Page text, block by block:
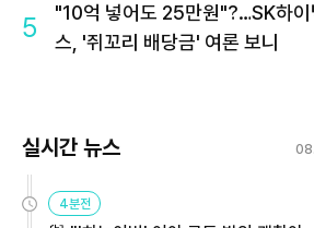
5
"10억 넣어도 25만원"?…SK하이
스, '쥐꼬리 배당금' 여론 보니
실시간 뉴스
4분전